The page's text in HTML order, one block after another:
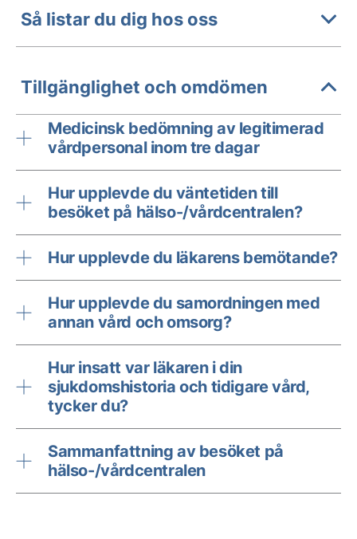
Så listar du dig hos oss
Tillgänglighet och omdömen
Medicinsk bedömning av legitimerad
vårdpersonal inom tre dagar
Hur upplevde du väntetiden till
besöket på hälso-/vårdcentralen?
Hur upplevde du läkarens bemötande?
Hur upplevde du samordningen med
annan vård och omsorg?
Hur insatt var läkaren i din
sjukdomshistoria och tidigare vård,
tycker du?
Sammanfattning av besöket på
hälso-/vårdcentralen